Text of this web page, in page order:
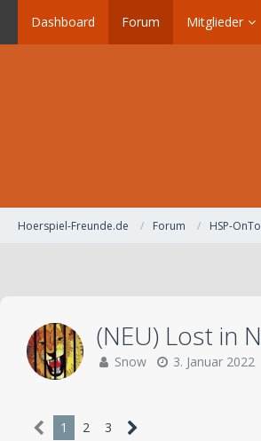
Dashboard Forum Mitglieder
Hoerspiel-Freunde.de Forum HSP-
(NEU) Lost in
Snow 3. Januar 2022
1 2 3